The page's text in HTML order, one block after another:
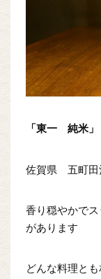
「東一 純米」
佐賀県 五町田
香り穏やかで
があります
どんな料理とも